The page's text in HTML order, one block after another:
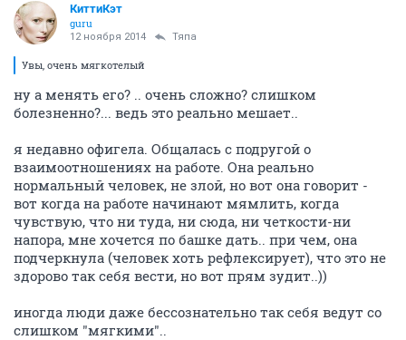
КиттиКэт
guru
12 ноября 2014 Тяпа
Увы, очень мягкотелый
ну а менять его? .. очень сложно? слишком
болезненно?... ведь это реально мешает..
я недавно офигела. Общалась с подругой о
взаимоотношениях на работе. Она реально
нормальный человек, не злой, но вот она говорит -
вот когда на работе начинают мямлить, когда
чувствую, что ни туда, ни сюда, ни четкости-ни
напора, мне хочется по башке дать.. при чем, она
подчеркнула (человек хоть рефлексирует), что это не
здорово так себя вести, но вот прям зудит..))
иногда люди даже бессознательно так себя ведут со
слишком "мягкими"..